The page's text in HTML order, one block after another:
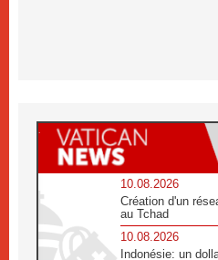
10.08.2026
Création d'un
au Tchad
10.08.2026
Indonésie: un